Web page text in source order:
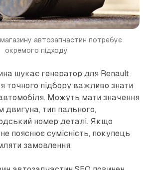
автозапчастин потребує
окремого підходу
шукає генератор для Renault
точного підбору важливо знати
Можуть мати значення
двигуна, тип пального,
номер деталі. Якщо
пояснює сумісність, покупець
замовлення.